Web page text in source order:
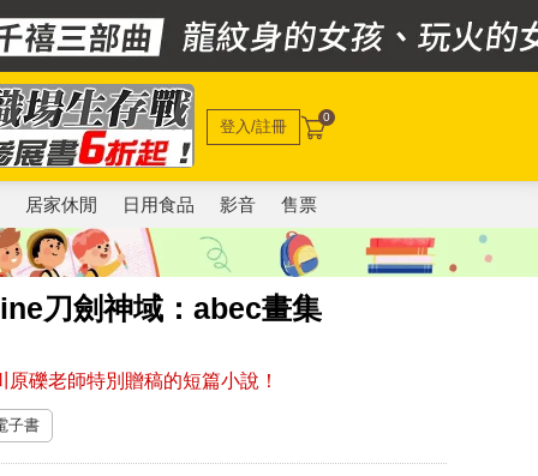
登入/註冊 0
居家休閒 日用食品 影音 售票
刀劍神域：abec畫集
礫老師特別贈稿的短篇小說！
子書